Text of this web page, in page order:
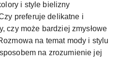
i style bielizny
preferuje delikatne i
czy może bardziej zmysłowe
na temat mody i stylu
na zrozumienie jej